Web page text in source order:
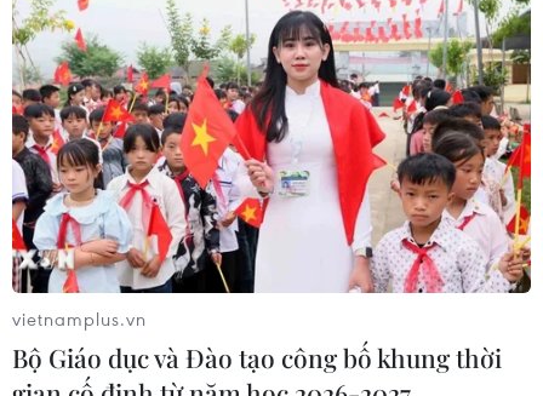
vietnamplus.vn
Bộ Giáo dục và Đào tạo công bố khung thời